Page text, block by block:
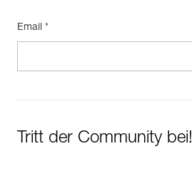
Email *
Tritt der Community bei!